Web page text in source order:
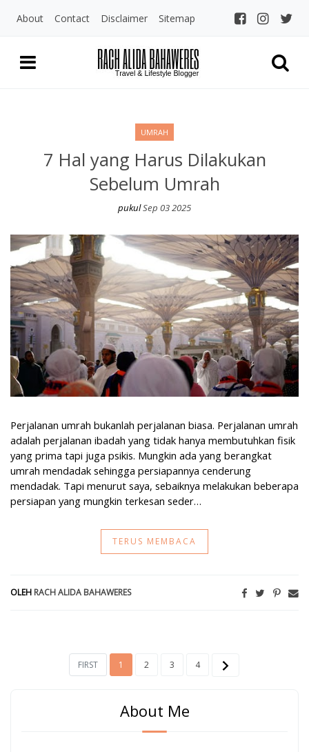
About Contact Disclaimer Sitemap
UMRAH
7 Hal yang Harus Dilakukan
Sebelum Umrah
pukulSep 03 2025
7 Hal yang Harus Dilakukan Sebelum Umrah
Perjalanan umrah bukanlah perjalanan biasa. Perjalanan umrah
adalah perjalanan ibadah yang tidak hanya membutuhkan fisik
yang prima tapi juga psikis. Mungkin ada yang berangkat
umrah mendadak sehingga persiapannya cenderung
mendadak. Tapi menurut saya, sebaiknya melakukan beberapa
persiapan yang mungkin terkesan seder…
TERUS MEMBACA
OLEH RACH ALIDA BAHAWERES
FIRST 1 2 3 4
About Me